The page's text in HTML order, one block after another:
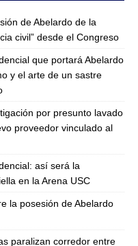
de Abelardo de la
civil” desde el Congreso
que portará Abelardo
y el arte de un sastre
por presunto lavado
proveedor vinculado al
así será la
en la Arena USC
la posesión de Abelardo
paralizan corredor entre